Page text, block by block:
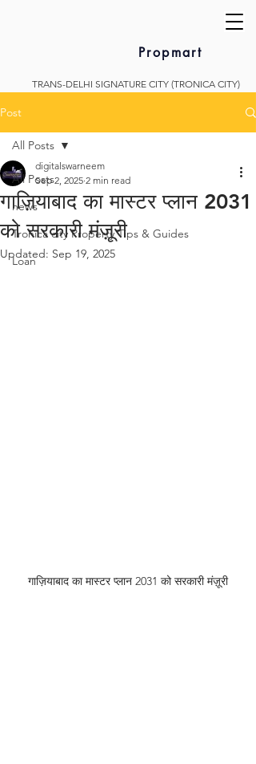
TRANS-DELHI SIGNATURE CITY (TRONICA CITY)
Propmart
Post
All Posts
news
Tronica city Property Tips & Guides
Loan
All Posts
गाज़ियाबाद का मास्टर प्लान 2031
को सरकारी मंज़ूरी
digitalswarneem
Sep 2, 2025 2 min read
Updated: Sep 19, 2025
गाज़ियाबाद का मास्टर प्लान 2031 को सरकारी मंज़ूरी